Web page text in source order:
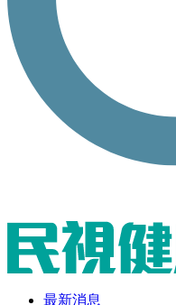
最新消息